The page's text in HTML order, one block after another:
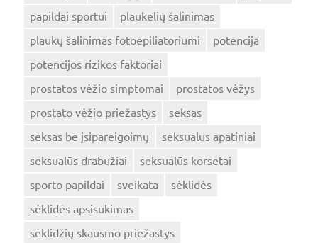
papildai sportui
plaukelių šalinimas
plaukų šalinimas fotoepiliatoriumi
potencija
potencijos rizikos faktoriai
prostatos vėžio simptomai
prostatos vėžys
prostato vėžio priežastys
seksas
seksas be įsipareigoimų
seksualus apatiniai
seksualūs drabužiai
seksualūs korsetai
sporto papildai
sveikata
sėklidės
sėklidės apsisukimas
sėklidžių skausmo priežastys